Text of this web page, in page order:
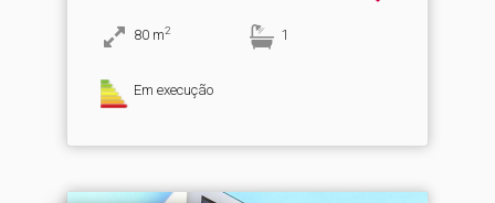
80 m2 1
Em execução